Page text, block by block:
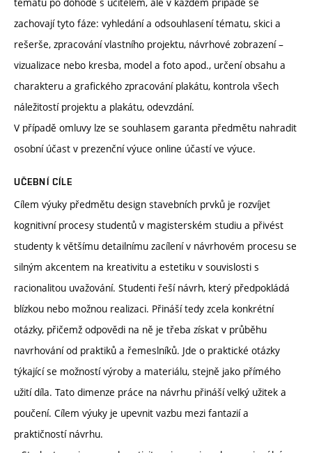
zachovají tyto fáze: vyhledání a odsouhlasení tématu, skici a
rešerše, zpracování vlastního projektu, návrhové zobrazení –
vizualizace nebo kresba, model a foto apod., určení obsahu a
charakteru a grafického zpracování plakátu, kontrola všech
náležitostí projektu a plakátu, odevzdání.
V případě omluvy lze se souhlasem garanta předmětu nahradit
osobní účast v prezenční výuce online účastí ve výuce.
UČEBNÍ CÍLE
Cílem výuky předmětu design stavebních prvků je rozvíjet
kognitivní procesy studentů v magisterském studiu a přivést
studenty k většímu detailnímu zacílení v návrhovém procesu se
silným akcentem na kreativitu a estetiku v souvislosti s
racionalitou uvažování. Studenti řeší návrh, který předpokládá
blízkou nebo možnou realizaci. Přináší tedy zcela konkrétní
otázky, přičemž odpovědi na ně je třeba získat v průběhu
navrhování od praktiků a řemeslníků. Jde o praktické otázky
týkající se možností výroby a materiálu, stejně jako přímého
užití díla. Tato dimenze práce na návrhu přináší velký užitek a
poučení. Cílem výuky je upevnit vazbu mezi fantazií a
praktičností návrhu.